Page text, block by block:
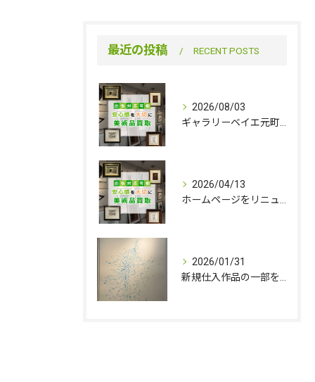
最近の投稿 RECENT POSTS
2026/08/03
2026/04/13
2026/01/31